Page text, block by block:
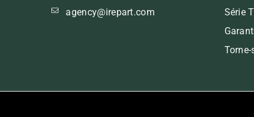
agency@irepart.com
Série